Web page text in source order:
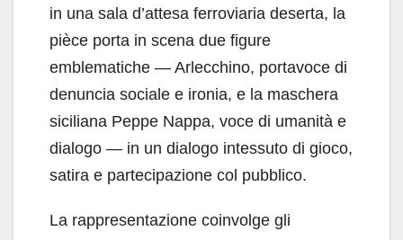
in una sala d’attesa ferroviaria deserta, la
pièce porta in scena due figure
emblematiche — Arlecchino, portavoce di
denuncia sociale e ironia, e la maschera
siciliana Peppe Nappa, voce di umanità e
dialogo — in un dialogo intessuto di gioco,
satira e partecipazione col pubblico.
La rappresentazione coinvolge gli